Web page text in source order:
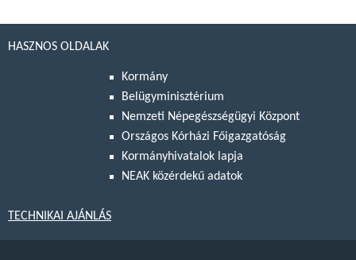
HASZNOS OLDALAK
Kormány
Belügyminisztérium
Nemzeti Népegészségügyi Központ
Országos Kórházi Főigazgatóság
Kormányhivatalok lapja
NEAK közérdekű adatok
TECHNIKAI AJÁNLÁS